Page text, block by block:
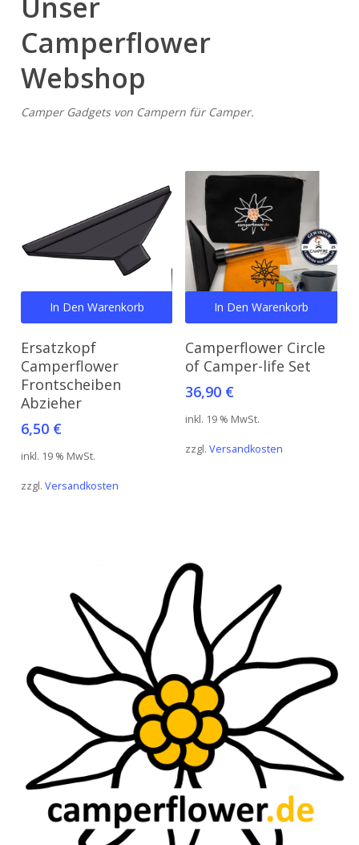
Unser
Camperflower
Webshop
Camper Gadgets von Campern für Camper.
In Den Warenkorb
Ersatzkopf
Camperflower
Frontscheiben
Abzieher
6,50 €
inkl. 19 % MwSt.
zzgl. Versandkosten
In Den Warenkorb
Camperflower Circle
of Camper-life Set
36,90 €
inkl. 19 % MwSt.
zzgl.Versandkosten